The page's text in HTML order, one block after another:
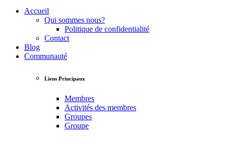
Accueil
Qui sommes nous?
Politique de confidentialité
Contact
Blog
Communauté
Liens Principaux
Membres
Activités des membres
Groupes
Groupe